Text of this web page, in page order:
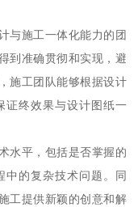
与施工一体化能力的团
到准确贯彻和实现，避
施工团队能够根据设计
证终效果与设计图纸一
水平，包括是否掌握的
的复杂技术问题。同
工提供新颖的创意和解